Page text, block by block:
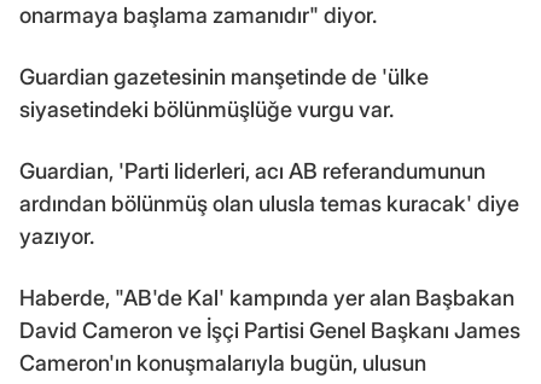
onarmaya başlama zamanıdır" diyor.
Guardian gazetesinin manşetinde de 'ülke
siyasetindeki bölünmüşlüğe vurgu var.
Guardian, 'Parti liderleri, acı AB referandumunun
ardından bölünmüş olan ulusla temas kuracak' diye
yazıyor.
Haberde, "AB'de Kal' kampında yer alan Başbakan
David Cameron ve İşçi Partisi Genel Başkanı James
Cameron'ın konuşmalarıyla bugün, ulusun